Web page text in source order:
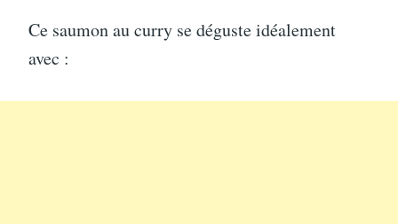
Ce saumon au curry se déguste idéalement
avec :